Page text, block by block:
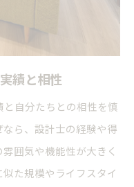
績と相性
自分たちとの相性を慎
ら、設計士の経験や得
囲気や機能性が大きく
た規模やライフスタイ